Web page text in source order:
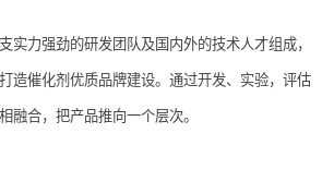
实力强劲的研发团队及国内外的技术人才组成，
造催化剂优质品牌建设。通过开发、实验，评估
融合，把产品推向一个层次。